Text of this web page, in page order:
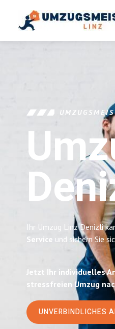
Ihr Umzug Linz Denizli
Service und sichern Sie
Jetzt Ihr individuelles
stressfreien Umzug
UNVERBINDLICHES